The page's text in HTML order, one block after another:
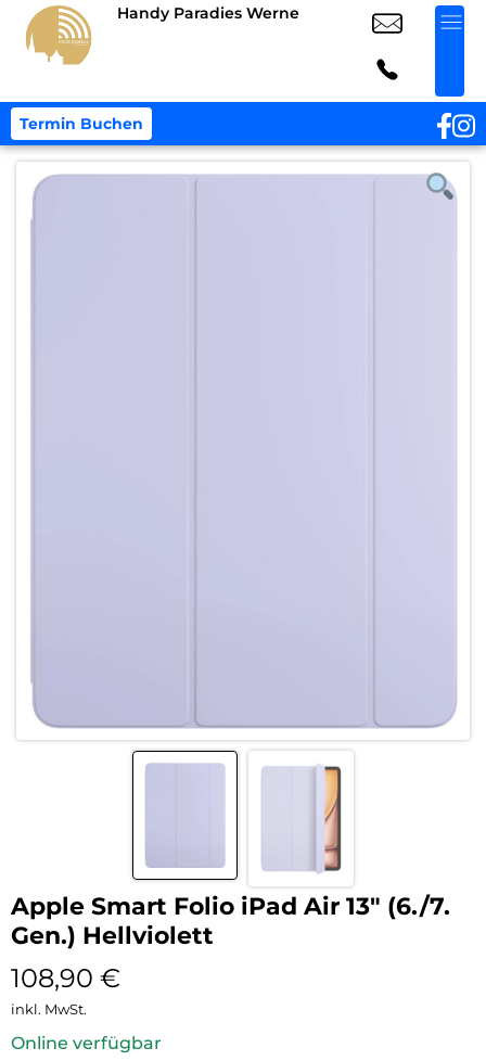
Handy Paradies Werne
Termin Buchen
Apple Smart Folio iPad Air 13″ (6./7.
Gen.) Hellviolett
108,90 €
inkl. MwSt.
Online verfügbar